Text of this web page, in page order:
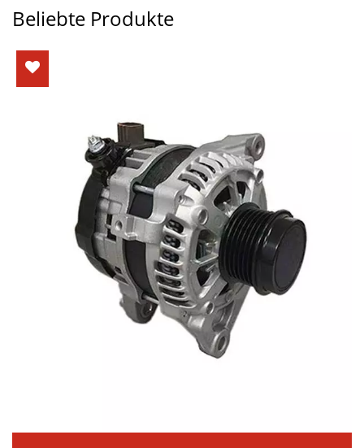
Beliebte Produkte